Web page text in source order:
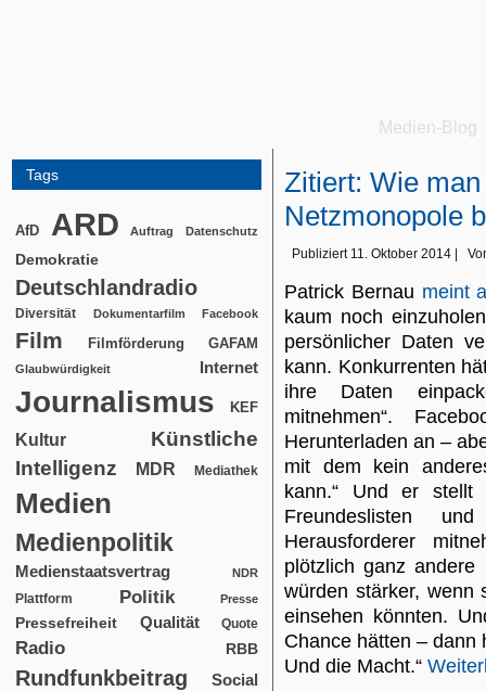
Medien-Blog
Tags
AfD ARD Auftrag Datenschutz
Demokratie
Deutschlandradio
Diversität Dokumentarfilm Facebook
Film Filmförderung GAFAM
Glaubwürdigkeit Internet
Journalismus KEF
Kultur
Künstliche
Intelligenz
MDR Mediathek
Medien
Medienpolitik
Medienstaatsvertrag NDR
Plattform Politik Presse
Pressefreiheit Qualität Quote
Radio RBB
Rundfunkbeitrag
Social
Zitiert: Wie
Netzmonopole
Publiziert 11. Oktober 2014
Patrick Bernau meint
kaum noch
persönlicher Daten
kann. Konkurrenten
ihre Daten
mitnehmen“.
Herunterladen an –
mit dem kein
kann.“ Und er stellt
Freundeslisten
Herausforderer
plötzlich ganz andere
würden stärker, wenn
einsehen könnten.
Chance hätten – dann
Und die Macht.“